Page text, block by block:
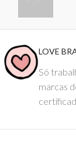
LOVE
Só
marcas